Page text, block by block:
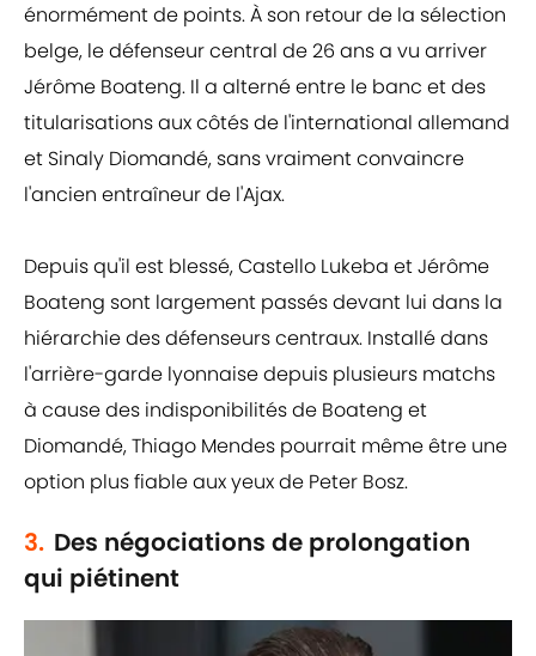
énormément de points. À son retour de la sélection
belge, le défenseur central de 26 ans a vu arriver
Jérôme Boateng. Il a alterné entre le banc et des
titularisations aux côtés de l'international allemand
et Sinaly Diomandé, sans vraiment convaincre
l'ancien entraîneur de l'Ajax.
Depuis qu'il est blessé, Castello Lukeba et Jérôme
Boateng sont largement passés devant lui dans la
hiérarchie des défenseurs centraux. Installé dans
l'arrière-garde lyonnaise depuis plusieurs matchs
à cause des indisponibilités de Boateng et
Diomandé, Thiago Mendes pourrait même être une
option plus fiable aux yeux de Peter Bosz.
3. Des négociations de prolongation
qui piétinent